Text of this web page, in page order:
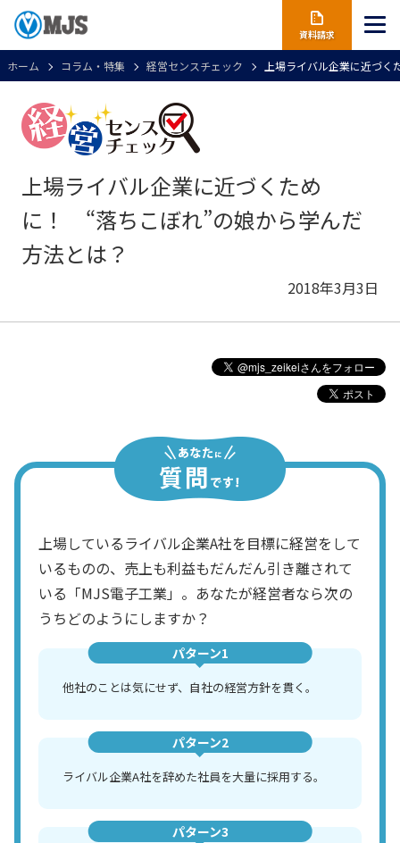
資料請求
ホーム コラム・特集 経営センスチェック 上場ライバル企業に近づ
上場ライバル企業に近づくため
に！ “落ちこぼれ”の娘から学んだ
方法とは？
2018年3月3日
上場しているライバル企業A社を目標に経営をして
いるものの、売上も利益もだんだん引き離されて
いる「MJS電子工業」。あなたが経営者なら次の
うちどのようにしますか？
パターン1
他社のことは気にせず、自社の経営方針を貫く。
パターン2
ライバル企業A社を辞めた社員を大量に採用する。
パターン3